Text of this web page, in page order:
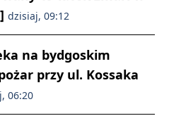
dzisiaj, 09:12
na bydgoskim
przy ul. Kossaka
06:20